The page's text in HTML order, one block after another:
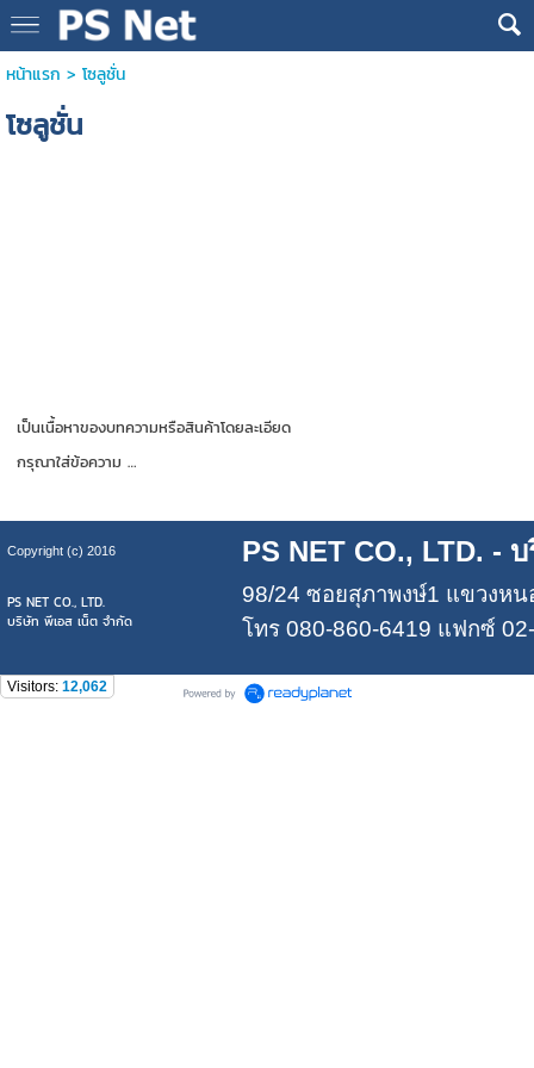
หน้าแรก > โซลูชั่น
โซลูชั่น
เป็นเนื้อหาของบทความหรือสินค้าโดยละเอียด
กรุณาใส่ข้อความ …
Copyright (c) 2016 PS NET CO., LTD. -
PS NET CO., LTD.
บริษัท พีเอส เน็ต จำกัด
98/24 ซอยสุภาพงษ์1 แขวงหน
โทร 080-860-6419 แฟกซ์
Visitors: 12,062